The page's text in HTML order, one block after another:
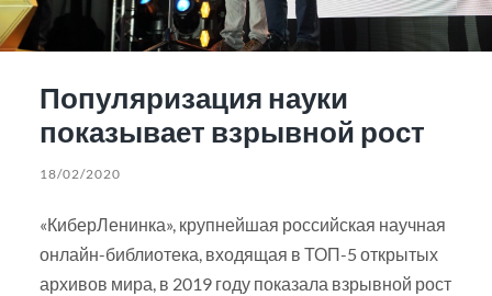
Популяризация науки
показывает взрывной рост
18/02/2020
«КиберЛенинка», крупнейшая российская научная
онлайн-библиотека, входящая в ТОП-5 открытых
архивов мира, в 2019 году показала взрывной рост